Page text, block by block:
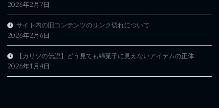
2026年2月7日
サイト内の旧コンテンツのリンク切れについて
2026年2月6日
【カリツの伝説】どう見ても綿菓子に見えないアイテムの正体
2026年1月4日